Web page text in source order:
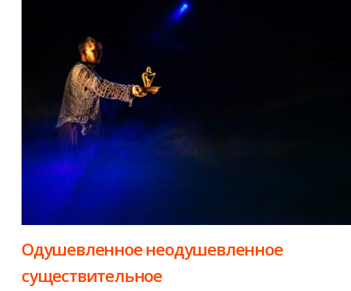
Одушевленное неодушевленное
существительное